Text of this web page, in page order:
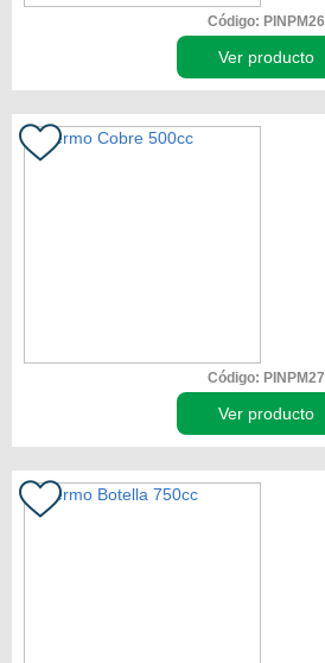
Código: PINPM26
Ver producto
Código: PINPM27
Ver producto